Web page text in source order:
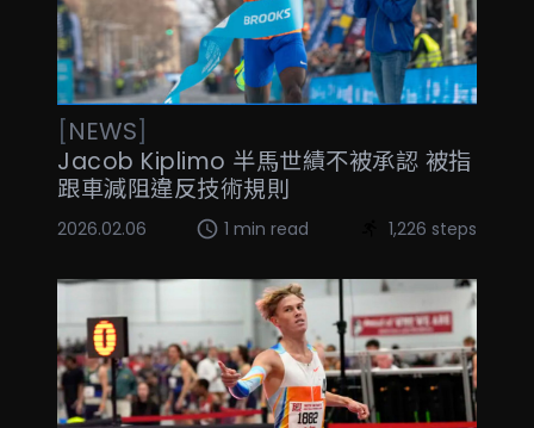
[NEWS]
Jacob Kiplimo 半馬世績不被承認 被指
跟車減阻違反技術規則
2026.02.06 1 min read 1,226 steps